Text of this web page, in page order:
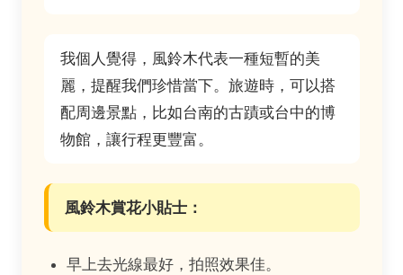
我個人覺得，風鈴木代表一種短暫的美
麗，提醒我們珍惜當下。旅遊時，可以搭
配周邊景點，比如台南的古蹟或台中的博
物館，讓行程更豐富。
風鈴木賞花小貼士：
早上去光線最好，拍照效果佳。